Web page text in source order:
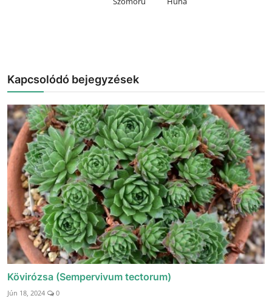
Kapcsolódó bejegyzések
Kövirózsa (Sempervivum tectorum)
Jún 18, 2024 0